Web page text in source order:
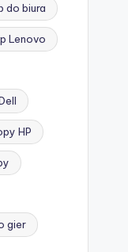
do biura
Lenovo
HP
gier